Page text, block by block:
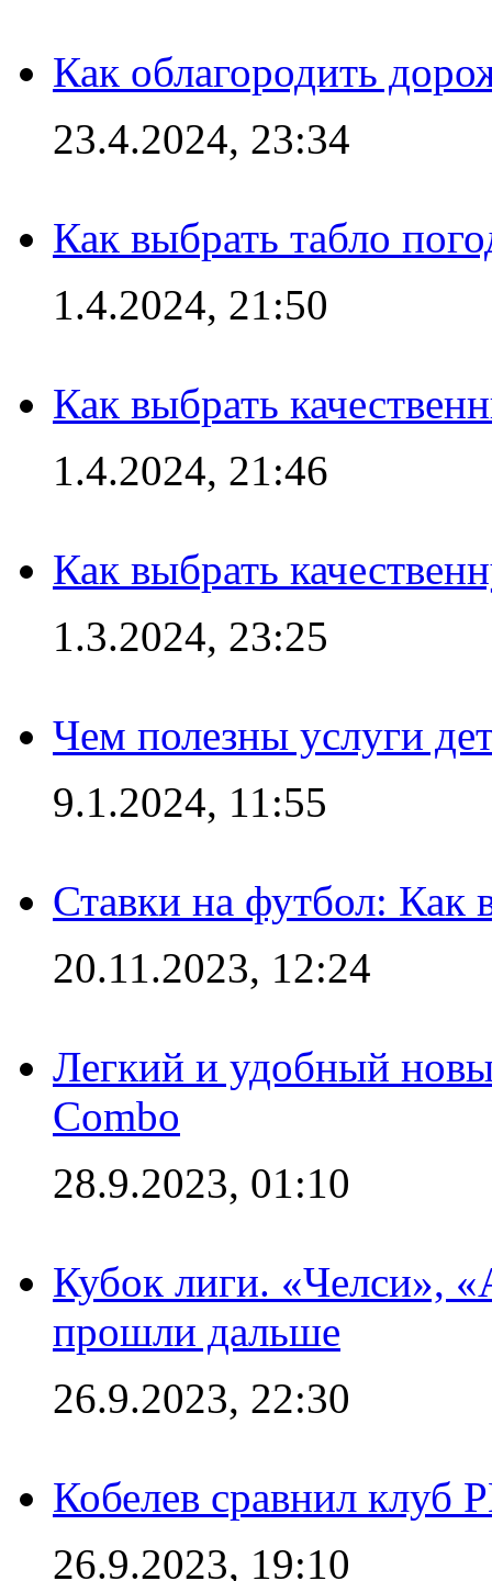
Как облагородить
23.4.2024, 23:34
Как выбрать табло
1.4.2024, 21:50
Как выбрать
1.4.2024, 21:46
Как выбрать
1.3.2024, 23:25
Чем полезны услуги
9.1.2024, 11:55
Ставки на футбол: Как
20.11.2023, 12:24
Легкий и удобный
Combo
28.9.2023, 01:10
Кубок лиги. «Челси»,
прошли дальше
26.9.2023, 22:30
Кобелев сравнил клуб
26.9.2023, 19:10